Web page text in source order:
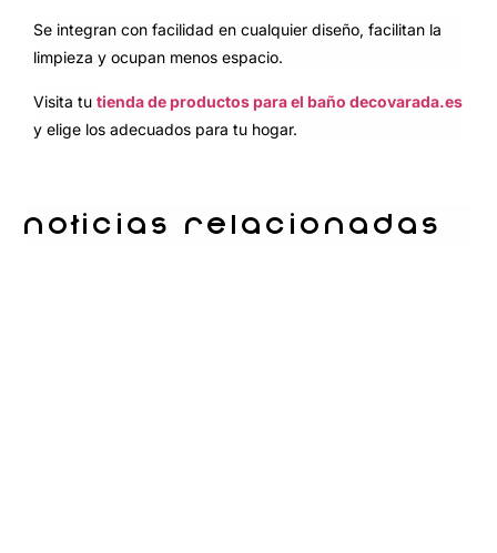
Se integran con facilidad en cualquier diseño, facilitan la
limpieza y ocupan menos espacio.
Visita tutienda de productos para el baño decovarada.es
y elige los adecuados para tu hogar.
Noticias relacionadas